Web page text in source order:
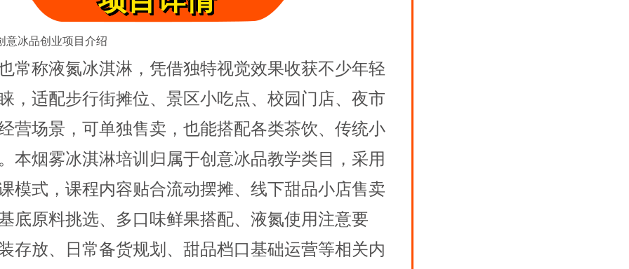
意冰品创业项目介绍
常称液氮冰淇淋，凭借独特视觉效果收获不少年轻
，适配步行街摊位、景区小吃点、校园门店、夜市
营场景，可单独售卖，也能搭配各类茶饮、传统小
本烟雾冰淇淋培训归属于创意冰品教学类目，采用
模式，课程内容贴合流动摆摊、线下甜品小店售卖
底原料挑选、多口味鲜果搭配、液氮使用注意要
存放、日常备货规划、甜品档口基础运营等相关内